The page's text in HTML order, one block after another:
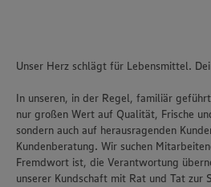
Unser Herz schlägt für Lebensmittel.
In unseren, in der Regel, familiär
nur großen Wert auf Qualität, Frische
sondern auch auf herausragenden
Kundenberatung. Wir suchen
Fremdwort ist, die Verantwortung
unserer Kundschaft mit Rat und Tat zur